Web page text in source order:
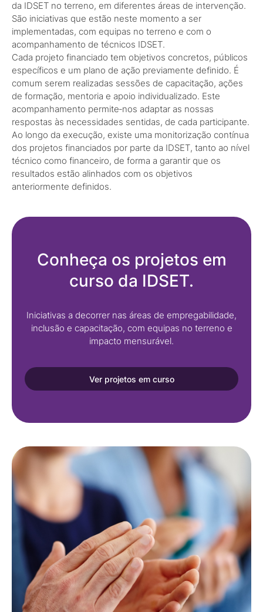
da IDSET no terreno, em diferentes áreas de intervenção.
São iniciativas que estão neste momento a ser
implementadas, com equipas no terreno e com o
acompanhamento de técnicos IDSET.
Cada projeto financiado tem objetivos concretos, públicos
específicos e um plano de ação previamente definido. É
comum serem realizadas sessões de capacitação, ações
de formação, mentoria e apoio individualizado. Este
acompanhamento permite‑nos adaptar as nossas
respostas às necessidades sentidas, de cada participante.
Ao longo da execução, existe uma monitorização contínua
dos projetos financiados por parte da IDSET, tanto ao nível
técnico como financeiro, de forma a garantir que os
resultados estão alinhados com os objetivos
anteriormente definidos.
Conheça os projetos em
curso da IDSET.
Iniciativas a decorrer nas áreas de empregabilidade,
inclusão e capacitação, com equipas no terreno e
impacto mensurável.
Ver projetos em curso